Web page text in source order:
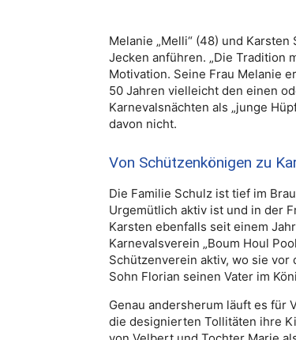
Melanie „Melli“ (48) und
Jecken anführen. „Die Tradition
Motivation. Seine Frau Melanie
50 Jahren vielleicht den einen
Karnevalsnächten als „junge
davon nicht.
Von Schützenkönigen zu
Die Familie Schulz ist tief im
Urgemütlich aktiv ist und in der
Karsten ebenfalls seit einem
Karnevalsverein „Boum Houl
Schützenverein aktiv, wo sie
Sohn Florian seinen Vater im
Genau andersherum läuft es für
die designierten Tollitäten ihre